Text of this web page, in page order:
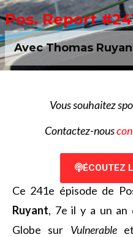
Pos. Report
Avec Thomas
Vous souhaitez
Contactez-nous
ÉCOUTEZ
Ce 241e épisode de
Ruyant, 7e il y a un an
Globe sur Vulnerableet